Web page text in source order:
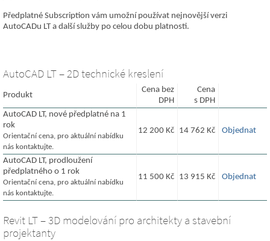
Předplatné Subscription vám umožní používat nejnovější verzi
AutoCADu LT a další služby po celou dobu platnosti.
AutoCAD LT – 2D technické kreslení
Produkt
Cena bez
DPH
Cena
s DPH
AutoCAD LT, nové předplatné na 1
rok
Orientační cena, pro aktuální nabídku
nás kontaktujte.
12 200 Kč 14 762 Kč Objednat
AutoCAD LT, prodloužení
předplatného o 1 rok
Orientační cena, pro aktuální nabídku
nás kontaktujte.
11 500 Kč 13 915 Kč Objednat
Revit LT – 3D modelování pro architekty a stavební
projektanty